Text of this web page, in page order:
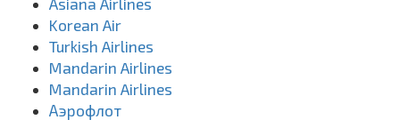
Korean Air
Turkish Airlines
Mandarin Airlines
Mandarin Airlines
Аэрофлот